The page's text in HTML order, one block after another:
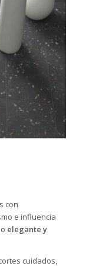
con
e influencia
elegante y
cuidados,